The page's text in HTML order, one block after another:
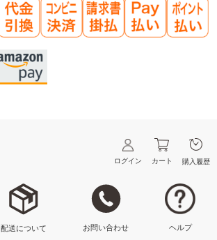
ログイン カート 購入履歴
配送について お問い合わせ ヘルプ